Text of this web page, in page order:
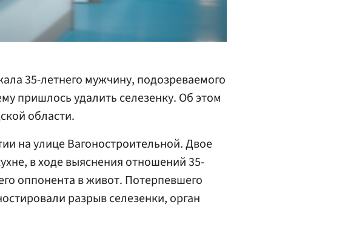
35-летнего мужчину, подозреваемого
пришлось удалить селезенку. Об этом
области.
на улице Вагоностроительной. Двое
в ходе выяснения отношений 35-
оппонента в живот. Потерпевшего
разрыв селезенки, орган